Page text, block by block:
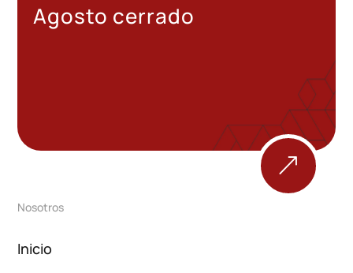
Agosto cerrado
&
Nosotros
Inicio